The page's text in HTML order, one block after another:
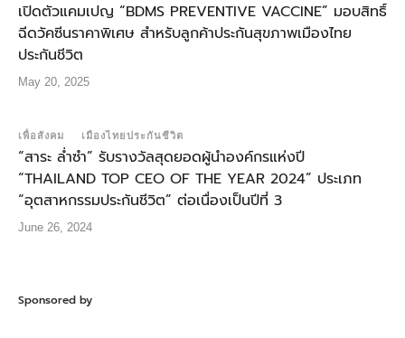
เปิดตัวแคมเปญ “BDMS PREVENTIVE VACCINE” มอบสิทธิ์
ฉีดวัคซีนราคาพิเศษ สำหรับลูกค้าประกันสุขภาพเมืองไทย
ประกันชีวิต
May 20, 2025
เพื่อสังคม เมืองไทยประกันชีวิต
“สาระ ล่ำซำ” รับรางวัลสุดยอดผู้นำองค์กรแห่งปี
“THAILAND TOP CEO OF THE YEAR 2024” ประเภท
“อุตสาหกรรมประกันชีวิต” ต่อเนื่องเป็นปีที่ 3
June 26, 2024
Sponsored by